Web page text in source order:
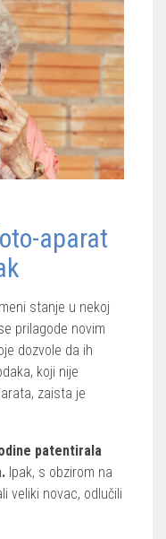
aparat
stanje u nekoj
prilagode novim
dozvole da ih
koji nije
zaista je
patentirala
Ipak, s obzirom na
veliki novac, odlučili